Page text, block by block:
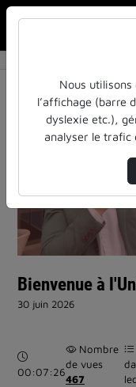
Bienvenue à
30 juin 2026
Durée :
00:07:26
Nombre
de vues
467
Nous utilisons
l’affichage (barre
dyslexie etc.),
analyser le trafic